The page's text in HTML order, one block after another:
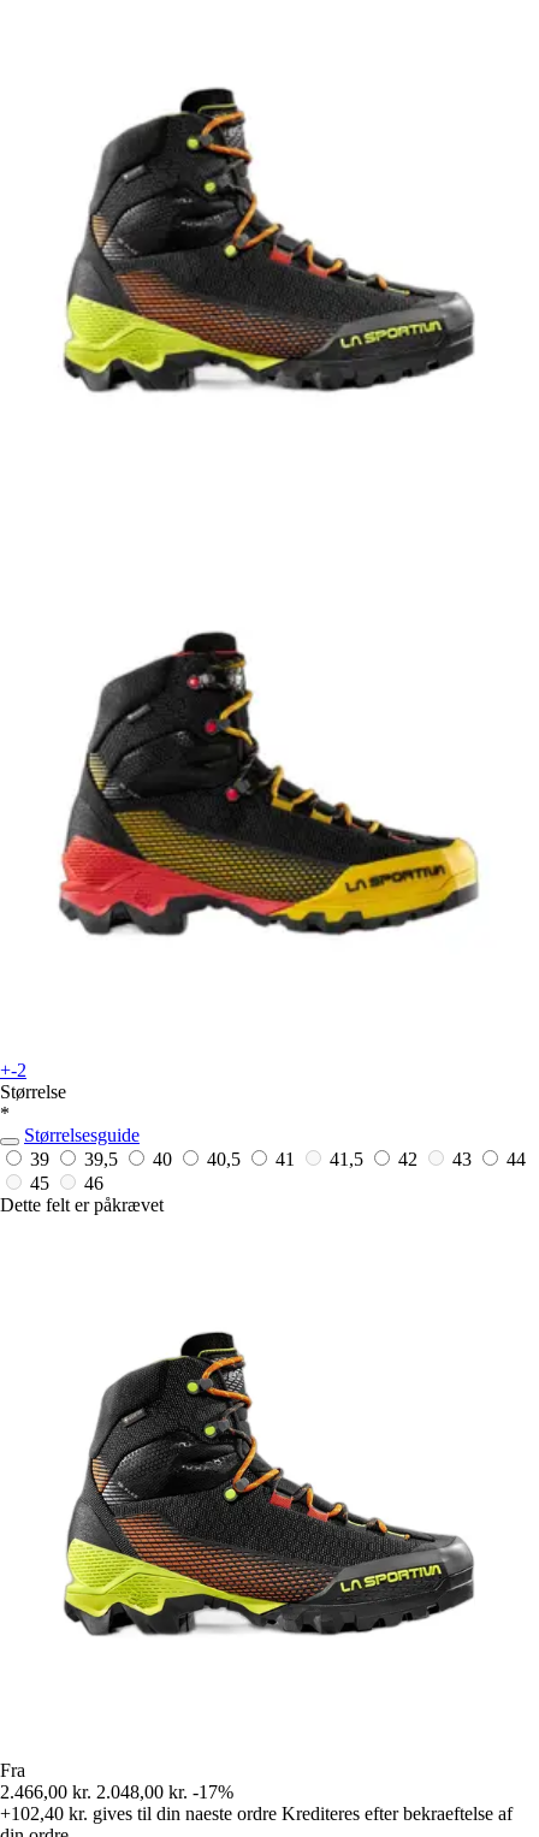
+-2
Størrelse
*
Størrelsesguide
39
39,5 40 40,5 41 41,5 42 43
44
45
46
Dette felt er påkrævet
Fra
2.466,00 kr. 2.048,00 kr. -17%
+102,40 kr. gives til din naeste ordre Krediteres efter bekraeftelse af